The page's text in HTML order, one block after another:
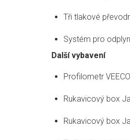
Tři tlakové
Systém pro
Další vybavení
Profilometr
Rukavicový box
Rukavicový box